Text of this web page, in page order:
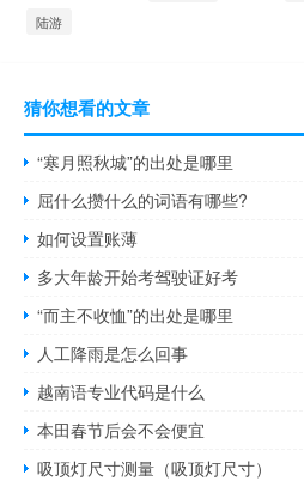
陆游
猜你想看的文章
“寒月照秋城”的出处是哪里
屈什么攒什么的词语有哪些?
如何设置账薄
多大年龄开始考驾驶证好考
“而主不收恤”的出处是哪里
人工降雨是怎么回事
越南语专业代码是什么
本田春节后会不会便宜
吸顶灯尺寸测量（吸顶灯尺寸）